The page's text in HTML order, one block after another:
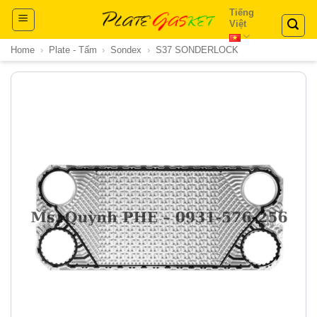
Skip
content
Tiếng
Việt
Home › Plate - Tấm › Sondex › S37 SONDERLOCK